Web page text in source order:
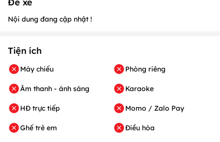
Nội dung đang cập nhật !
Tiện ích
Máy chiếu
Âm thanh - ánh sáng
HĐ trực tiếp
Ghế trẻ em
Phòng riêng
Karaoke
Momo / Zalo Pay
Điều hòa